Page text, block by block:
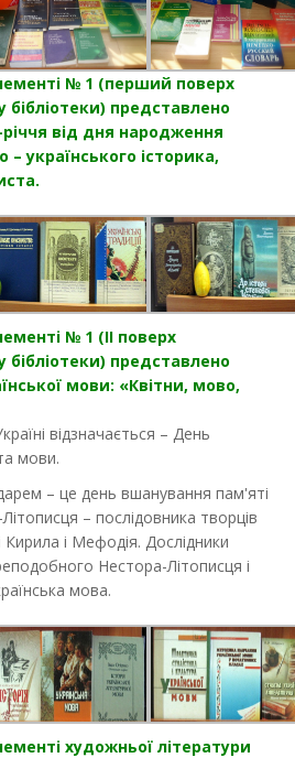
№ 1 (перший поверх
бібліотеки) представлено
від дня народження
українського історика,
№ 1 (ІІ поверх
бібліотеки) представлено
мови: «Квітни, мово,
відзначається – День
мови.
– це день вшанування пам'яті
– послідовника творців
Кирила і Мефодія. Дослідники
Нестора-Літописця і
мова.
художньої літератури